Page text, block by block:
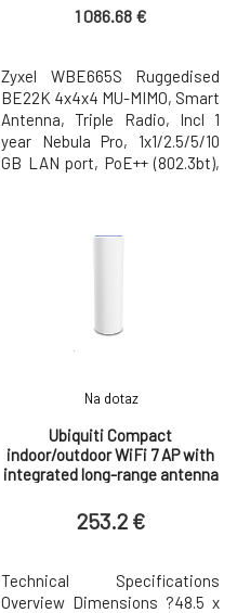
GB LAN p
1 086.68 €
Zyxel WBE665S Ruggedised
BE22K 4x4x4 MU-MIMO, Smart
Antenna, Triple Radio, Incl 1
year Nebula Pro, 1x1/2.5/5/10
GB LAN port, PoE++ (802.3bt),
Ubiquiti Compact
indoor/outdoor WiFi 7 AP with
integrated long-range antenna
Na dotaz
253.2 €
Technical Specifications
Overview Dimensions ?48.5 x